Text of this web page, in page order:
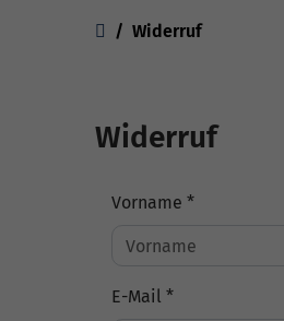
Widerruf
Widerruf
Vorname *
E-Mail *